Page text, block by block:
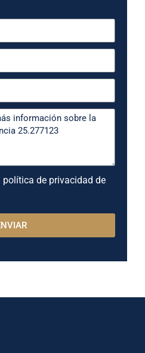
política de privacidad de